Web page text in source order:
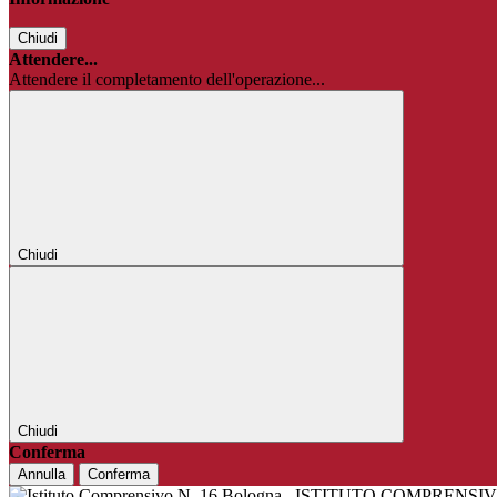
Chiudi
Attendere...
Attendere il completamento dell'operazione...
Chiudi
Chiudi
Conferma
Annulla Conferma